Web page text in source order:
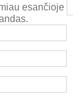
esančioje